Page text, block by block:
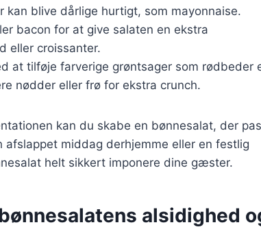
kan blive dårlige hurtigt, som mayonnaise.
bacon for at give salaten en ekstra
eller croissanter.
at tilføje farverige grøntsager som rødbeder
nødder eller frø for ekstra crunch.
kan du skabe en bønnesalat, der
middag derhjemme eller en festlig
helt sikkert imponere dine gæster.
alsidighed